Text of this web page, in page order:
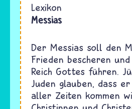
Lexikon
Messias
Der Messias soll den
Frieden bescheren
Reich Gottes führen.
Juden glauben, dass
aller Zeiten kommen